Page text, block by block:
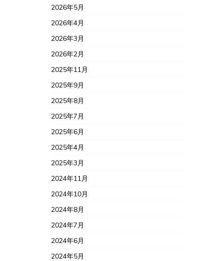
2026年5月
2026年4月
2026年3月
2026年2月
2025年11月
2025年9月
2025年8月
2025年7月
2025年6月
2025年4月
2025年3月
2024年11月
2024年10月
2024年8月
2024年7月
2024年6月
2024年5月